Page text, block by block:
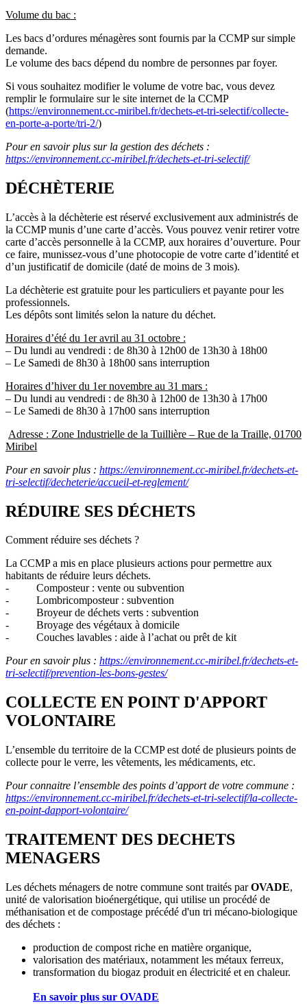
Volume du bac :
Les bacs d’ordures ménagères sont fournis par la CCMP sur simple
demande.
Le volume des bacs dépend du nombre de personnes par foyer.
Si vous souhaitez modifier le volume de votre bac, vous devez
remplir le formulaire sur le site internet de la CCMP
(https://environnement.cc-miribel.fr/dechets-et-tri-selectif/collecte-
en-porte-a-porte/tri-2/)
Pour en savoir plus sur la gestion des déchets :
https://environnement.cc-miribel.fr/dechets-et-tri-selectif/
DÉCHÈTERIE
L’accès à la déchèterie est réservé exclusivement aux administrés de
la CCMP munis d’une carte d’accès. Vous pouvez venir retirer votre
carte d’accès personnelle à la CCMP, aux horaires d’ouverture. Pour
ce faire, munissez-vous d’une photocopie de votre carte d’identité et
d’un justificatif de domicile (daté de moins de 3 mois).
La déchèterie est gratuite pour les particuliers et payante pour les
professionnels.
Les dépôts sont limités selon la nature du déchet.
Horaires d’été du 1er avril au 31 octobre :
– Du lundi au vendredi : de 8h30 à 12h00 de 13h30 à 18h00
– Le Samedi de 8h30 à 18h00 sans interruption
Horaires d’hiver du 1er novembre au 31 mars :
– Du lundi au vendredi : de 8h30 à 12h00 de 13h30 à 17h00
– Le Samedi de 8h30 à 17h00 sans interruption
Adresse : Zone Industrielle de la Tuillière – Rue de la Traille, 01700
Miribel
Pour en savoir plus : https://environnement.cc-miribel.fr/dechets-et-
tri-selectif/decheterie/accueil-et-reglement/
RÉDUIRE SES DÉCHETS
Comment réduire ses déchets ?
La CCMP a mis en place plusieurs actions pour permettre aux
habitants de réduire leurs déchets.
- Composteur : vente ou subvention
- Lombricomposteur : subvention
- Broyeur de déchets verts : subvention
- Broyage des végétaux à domicile
- Couches lavables : aide à l’achat ou prêt de kit
Pour en savoir plus : https://environnement.cc-miribel.fr/dechets-et-
tri-selectif/prevention-les-bons-gestes/
COLLECTE EN POINT D'APPORT
VOLONTAIRE
L’ensemble du territoire de la CCMP est doté de plusieurs points de
collecte pour le verre, les vêtements, les médicaments, etc.
Pour connaitre l’ensemble des points d’apport de votre commune :
https://environnement.cc-miribel.fr/dechets-et-tri-selectif/la-collecte-
en-point-dapport-volontaire/
TRAITEMENT DES DECHETS
MENAGERS
Les déchets ménagers de notre commune sont traités parOVADE,
unité de valorisation bioénergétique, qui utilise un procédé de
méthanisation et de compostage précédé d'un tri mécano-biologique
des déchets :
production de compost riche en matière organique,
valorisation des matériaux, notamment les métaux ferreux,
transformation du biogaz produit en électricité et en chaleur.
En savoir plus sur OVADE